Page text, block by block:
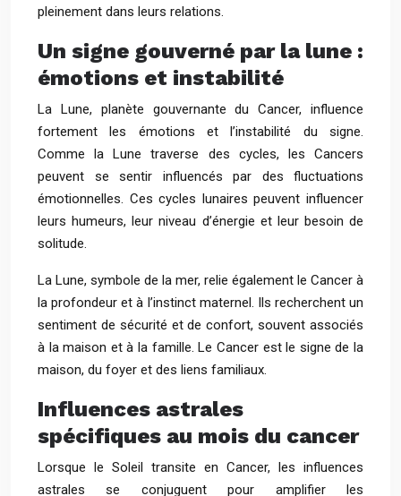
pleinement dans leurs relations.
Un signe gouverné par la lune :
émotions et instabilité
La Lune, planète gouvernante du Cancer, influence
fortement les émotions et l’instabilité du signe.
Comme la Lune traverse des cycles, les Cancers
peuvent se sentir influencés par des fluctuations
émotionnelles. Ces cycles lunaires peuvent influencer
leurs humeurs, leur niveau d’énergie et leur besoin de
solitude.
La Lune, symbole de la mer, relie également le Cancer à
la profondeur et à l’instinct maternel. Ils recherchent un
sentiment de sécurité et de confort, souvent associés
à la maison et à la famille. Le Cancer est le signe de la
maison, du foyer et des liens familiaux.
Influences astrales
spécifiques au mois du cancer
Lorsque le Soleil transite en Cancer, les influences
astrales se conjuguent pour amplifier les